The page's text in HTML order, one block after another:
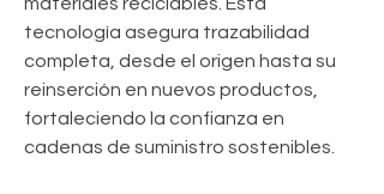
tecnología asegura trazabilidad
completa, desde el origen hasta su
reinserción en nuevos productos,
fortaleciendo la confianza en
cadenas de suministro sostenibles.